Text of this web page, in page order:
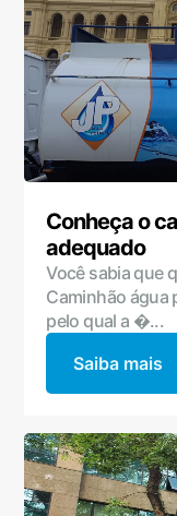
Conheça o
adequado
Você sabia que
Caminhão água
pelo qual a �...
Saiba mais